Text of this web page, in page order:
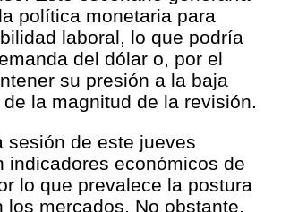
política monetaria para
laboral, lo que podría
del dólar o, por el
su presión a la baja
la magnitud de la revisión.
sesión de este jueves
indicadores económicos de
lo que prevalece la postura
los mercados. No obstante,